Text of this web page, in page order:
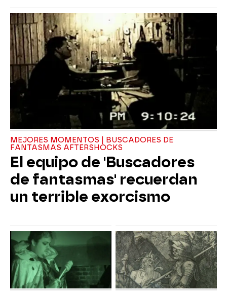
MEJORES MOMENTOS | BUSCADORES DE
FANTASMAS AFTERSHOCKS
El equipo de 'Buscadores
de fantasmas' recuerdan
un terrible exorcismo